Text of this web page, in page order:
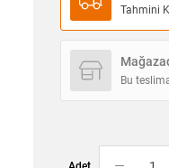
Tahmini
Bu